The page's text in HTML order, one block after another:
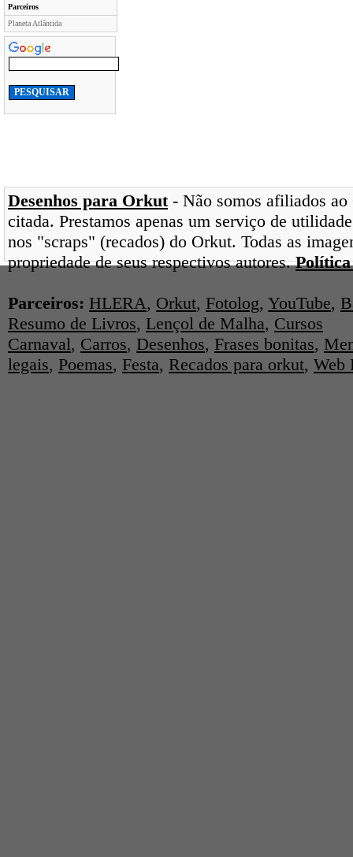
Parceiros
Planeta Atlântida
Desenhos para Orkut- Não somos afiliados
citada. Prestamos apenas um serviço de
nos "scraps" (recados) do Orkut. Todas as
propriedade de seus respectivos autores.
Parceiros: HLERA, Orkut, Fotolog, YouTube,
Resumo de Livros, Lençol de Malha, Cursos
Carnaval, Carros, Desenhos, Frases bonitas,
legais, Poemas, Festa, Recados para orkut, Web